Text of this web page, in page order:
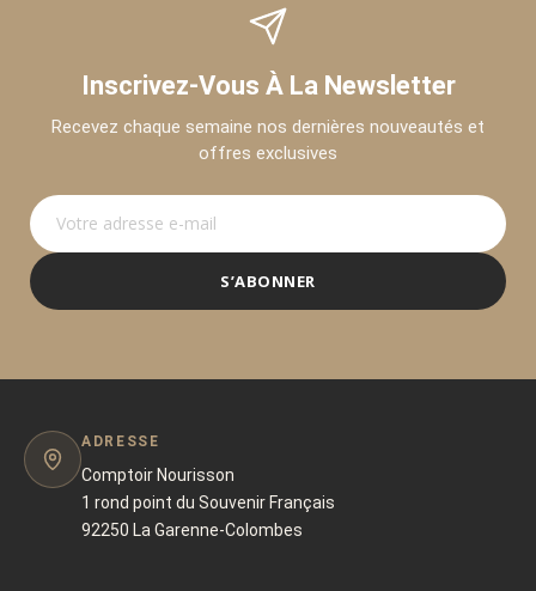
Inscrivez-Vous À La Newsletter
Recevez chaque semaine nos dernières nouveautés et
offres exclusives
S’ABONNER
ADRESSE
Comptoir Nourisson
1 rond point du Souvenir Français
92250 La Garenne-Colombes